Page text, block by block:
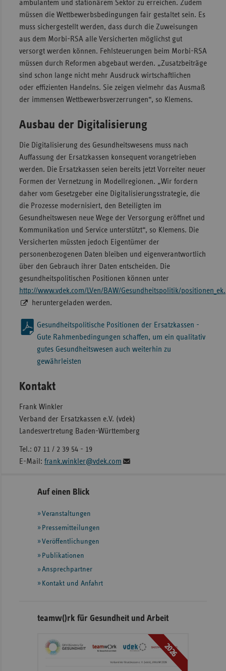
ambulantem und stationärem Sektor zu erreichen. Zudem
müssen die Wettbewerbsbedingungen fair gestaltet sein. Es
muss sichergestellt werden, dass durch die Zuweisungen
aus dem Morbi-RSA alle Versicherten möglichst gut
versorgt werden können. Fehlsteuerungen beim Morbi-RSA
müssen durch Reformen abgebaut werden. „Zusatzbeiträge
sind schon lange nicht mehr Ausdruck wirtschaftlichen
oder effizienten Handelns. Sie zeigen vielmehr das Ausmaß
der immensen Wettbewerbsverzerrungen“, so Klemens.
Ausbau der Digitalisierung
Die Digitalisierung des Gesundheitswesens muss nach
Auffassung der Ersatzkassen konsequent vorangetrieben
werden. Die Ersatzkassen seien bereits jetzt Vorreiter neuer
Formen der Vernetzung in Modellregionen. „Wir fordern
daher vom Gesetzgeber eine Digitalisierungsstrategie, die
die Prozesse modernisiert, den Beteiligten im
Gesundheitswesen neue Wege der Versorgung eröffnet und
Kommunikation und Service unterstützt“, so Klemens. Die
Versicherten müssten jedoch Eigentümer der
personenbezogenen Daten bleiben und eigenverantwortlich
über den Gebrauch ihrer Daten entscheiden. Die
gesundheitspolitischen Positionen können unter
http://www.vdek.com/LVen/BAW/Gesundheitspolitik/
heruntergeladen werden.
Gesundheitspolitische Positionen der Ersatzkassen -
Gute Rahmenbedingungen schaffen, um ein qualitativ
gutes Gesundheitswesen auch weiterhin zu
gewährleisten
Kontakt
Frank Winkler
Verband der Ersatzkassen e.V. (vdek)
Landesvertretung Baden-Württemberg
Tel.: 07 11 / 2 39 54 - 19
E-Mail: frank.winkler@vdek.com
Seitennavigation
Seitenleiste
weiteren
Informationen
Auf einen Blick
Veranstaltungen
Pressemitteilungen
Veröffentlichungen
Publikationen
Ansprechpartner
Kontakt und Anfahrt
teamw()rk für Gesundheit und Arbeit
2026